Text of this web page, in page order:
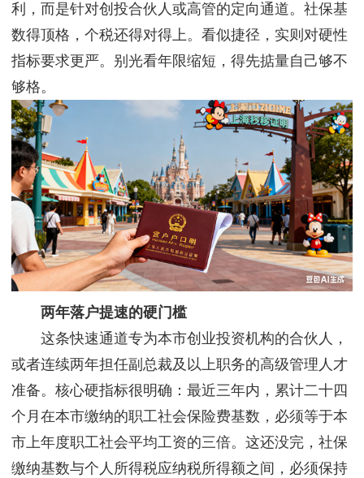
好
评
新
闻
资
讯
联
系
我
们
利，而是针对创投合伙人或高管的定向通道。社保基
数得顶格，个税还得对得上。看似捷径，实则对硬性
指标要求更严。别光看年限缩短，得先掂量自己够不
够格。
两年落户提速的硬门槛
这条快速通道专为本市创业投资机构的合伙人，
或者连续两年担任副总裁及以上职务的高级管理人才
准备。核心硬指标很明确：最近三年内，累计二十四
个月在本市缴纳的职工社会保险费基数，必须等于本
市上年度职工社会平均工资的三倍。这还没完，社保
缴纳基数与个人所得税应纳税所得额之间，必须保持